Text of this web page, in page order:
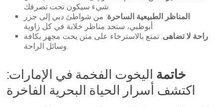
شيء سيكون تحت تصرفك.
المناظر الطبيعية الساحرة: من شواطئ دبي إلى جزر
أبوظبي، ستجد مناظر خلابة في كل زاوية.
راحة لا تضاهى: تمتع بالاسترخاء على متن يخت مجهز بكافة
وسائل الراحة.
خاتمة اليخوت الفخمة في الإمارات:
اكتشف أسرار الحياة البحرية الفاخرة